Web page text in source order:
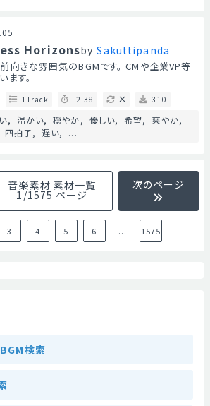
Horizonsby Sakuttipanda
向きな雰囲気のBGMです。 CMや企業VP等
ます。
1Track 2:38 310
温かい 穏やか 優しい 希望
爽やか
四拍子 遅い ...
音楽素材 素材一覧
1/1575 ページ
次のページ
3 4 5 6 ... 1575
検索